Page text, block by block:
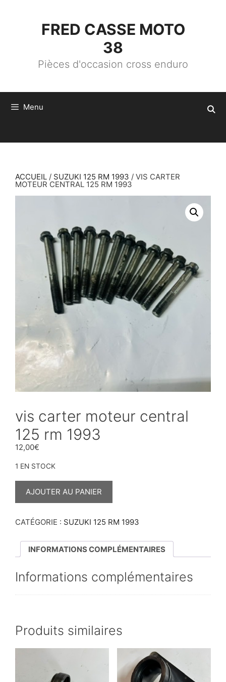
FRED CASSE MOTO
38
Pièces d'occasion cross enduro
Menu
ACCUEIL / SUZUKI 125 RM 1993 / VIS CARTER
MOTEUR CENTRAL 125 RM 1993
vis carter moteur central
125 rm 1993
12,00€
1 EN STOCK
QUANTITÉ
CENTRAL
1993
AJOUTER AU PANIER
CATÉGORIE : SUZUKI 125 RM 1993
INFORMATIONS COMPLÉMENTAIRES
Informations complémentaires
Produits similaires